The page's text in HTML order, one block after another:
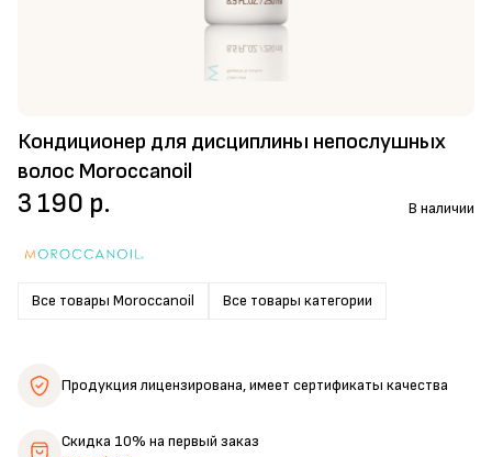
Кондиционер для дисциплины непослушных
волос Moroccanoil
Все товары Moroccanoil Все товары категории
3 190 р. В наличии
Продукция лицензирована,имеет сертификаты качества
Скидка 10% на первый заказ